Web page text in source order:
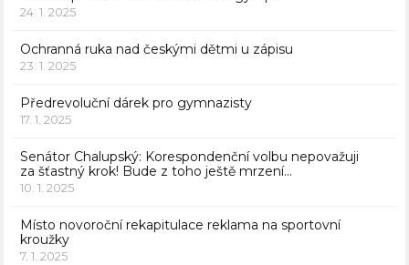
24. 1. 2025
Ochranná ruka nad českými dětmi u zápisu
23. 1. 2025
Předrevoluční dárek pro gymnazisty
17. 1. 2025
Senátor Chalupský: Korespondenční volbu nepovažuji
za šťastný krok! Bude z toho ještě mrzení…
10. 1. 2025
Místo novoroční rekapitulace reklama na sportovní
kroužky
7. 1. 2025